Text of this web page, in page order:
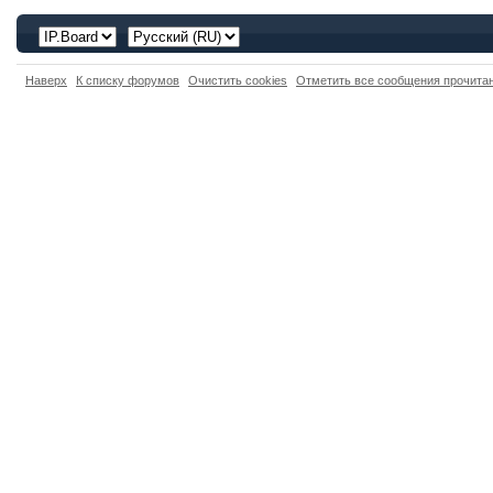
Наверх К списку форумов Очистить cookies Отметить все сообщения